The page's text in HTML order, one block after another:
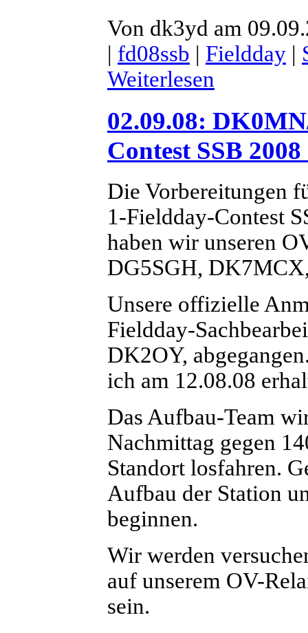
Von dk3yd am
| fd08ssb | Fieldday |
Weiterlesen
02.09.08:
Contest SSB
Die Vorbereitungen
1-Fieldday-Contest
haben wir unseren
DG5SGH,
Unsere offizielle
Fieldday-
DK2OY,
ich am 12.08.08
Das Aufbau-Team
Nachmittag gegen
Standort losfahren.
Aufbau der Station
beginnen.
Wir werden
auf unserem OV-
sein.